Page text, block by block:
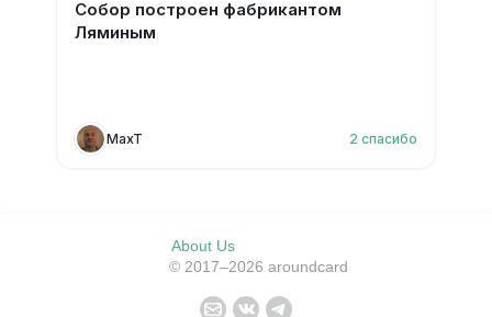
Собор построен фабрикантом
Ляминым
MaxT 2 спасибо
About Us
© 2017–2026 aroundcard